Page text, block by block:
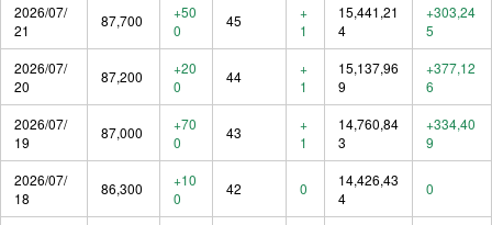
2026/07/
21
87,700
+50
0
45
+
1
15,441,21
4
+303,24
5
2026/07/
20
87,200
+20
0
44
+
1
15,137,96
9
+377,12
6
2026/07/
19
87,000
+70
0
43
+
1
14,760,84
3
+334,40
9
2026/07/
18
86,300
+10
0
42 0
14,426,43
4
0